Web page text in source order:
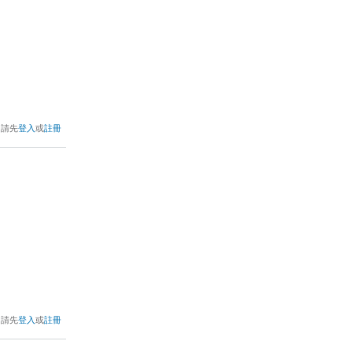
先登入或註冊
先登入或註冊